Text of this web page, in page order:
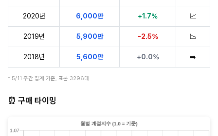
2020년 6,000만 +1.7% 📈
2019년 5,900만 -2.5% 📉
2018년 5,600만 +0.0% ➡️
* 5/11 주간 집계 기준, 표본 3296대
⏰ 구매 타이밍